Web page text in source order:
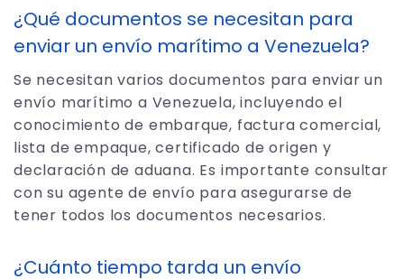
¿Qué documentos se necesitan para
enviar un envío marítimo a Venezuela?
Se necesitan varios documentos para enviar un
envío marítimo a Venezuela, incluyendo el
conocimiento de embarque, factura comercial,
lista de empaque, certificado de origen y
declaración de aduana. Es importante consultar
con su agente de envío para asegurarse de
tener todos los documentos necesarios.
¿Cuánto tiempo tarda un envío